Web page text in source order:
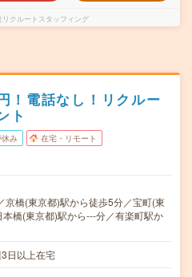
リクルートスタッフィング
！電話なし！リクルー
ト
休み 在宅・リモート
京橋(東京都)駅から徒歩5分／宝町(東
橋(東京都)駅から---分／有楽町駅か
日以上在宅